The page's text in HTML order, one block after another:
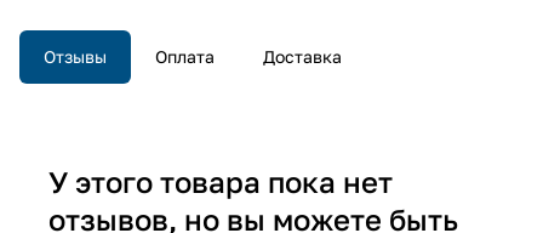
Отзывы Оплата Доставка
У этого товара пока нет
отзывов, но вы можете быть